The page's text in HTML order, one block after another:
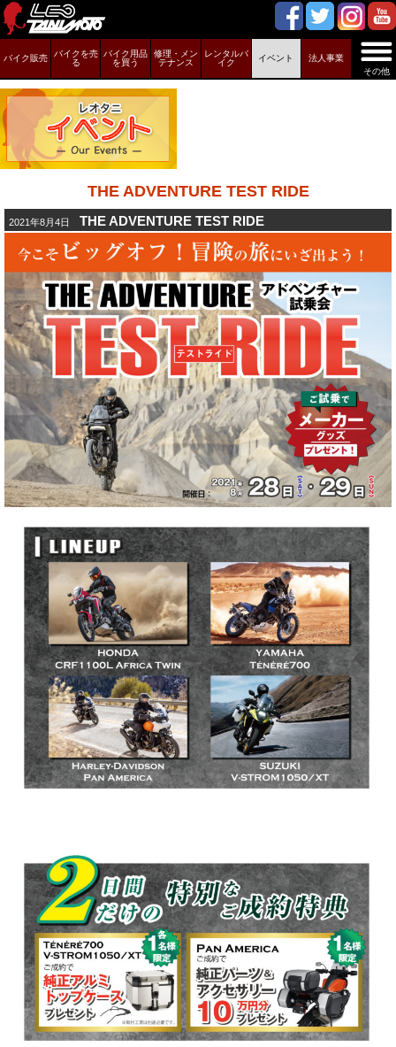
その他
バイク販売
バイクを売
る
バイク用品
を買う
修理・メン
テナンス
レンタルバ
イク
イベント 法人事業
THE ADVENTURE TEST RIDE
2021年8月4日 THE ADVENTURE TEST RIDE